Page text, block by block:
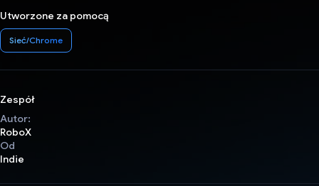
Utworzone za pomocą
Sieć/Chrome
Zespół
Autor:
RoboX
Od
Indie